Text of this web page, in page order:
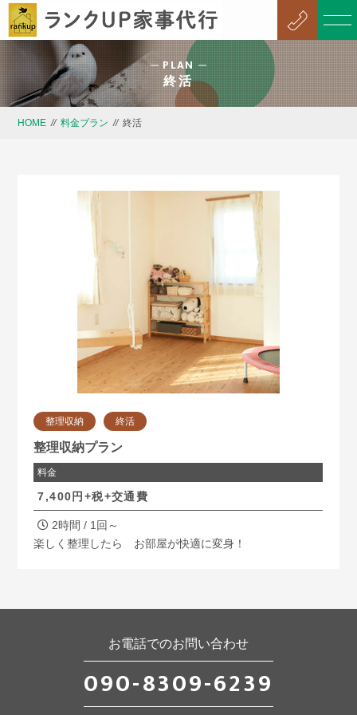
PLAN
終活
HOME // 料金プラン // 終活
整理収納 終活
整理収納プラン
料金
7,400円+税+交通費
2時間 / 1回～
楽しく整理したら お部屋が快適に変身！
お電話でのお問い合わせ
090-8309-6239